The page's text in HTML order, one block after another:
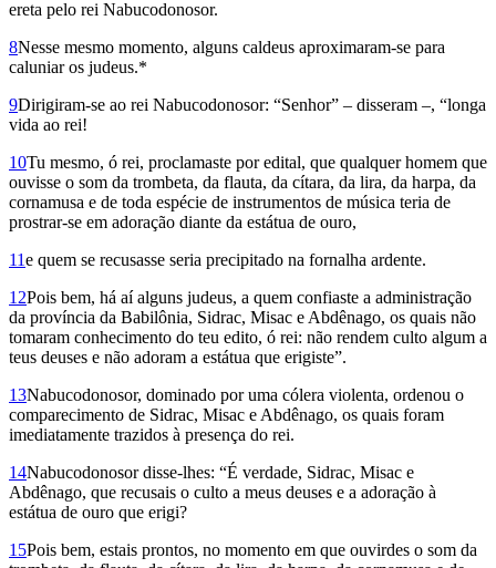
ereta pelo rei Nabucodonosor.
8Nesse mesmo momento, alguns caldeus aproximaram-se para
caluniar os judeus.*
9Dirigiram-se ao rei Nabucodono­sor: “Senhor” – disseram –, “longa
vida ao rei!
10Tu mesmo, ó rei, proclamaste por edital, que qualquer homem que
ouvisse o som da trombeta, da flauta, da cítara, da lira, da harpa, da
cornamusa e de toda espécie de instrumentos de música teria de
prostrar-se em adoração diante da estátua de ouro,
11e quem se recusasse seria precipitado na fornalha ardente.
12Pois bem, há aí alguns judeus, a quem confiaste a administração
da província da Babilônia, Sidrac, Misac e Abdênago, os quais não
tomaram conhecimento do teu edito, ó rei: não rendem culto algum a
teus deuses e não adoram a estátua que erigiste”.
13Nabucodonosor, dominado por uma cólera violenta, ordenou o
comparecimento de Sidrac, Misac e Abdênago, os quais foram
imediatamente trazidos à presença do rei.
14Nabucodonosor disse-lhes: “É verdade, Sidrac, Misac e
Abdênago, que recusais o culto a meus deuses e a adoração à
estátua de ouro que erigi?
15Pois bem, estais prontos, no momento em que ouvirdes o som da